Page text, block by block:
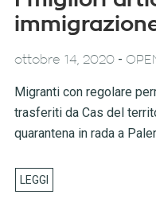
ottobre 14, 2020-
Migranti con regolare
trasferiti da Cas del
quarantena in rada a